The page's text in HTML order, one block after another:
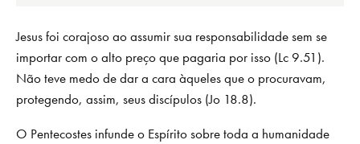
Jesus foi corajoso ao assumir sua responsabilidade sem se
importar com o alto preço que pagaria por isso (Lc 9.51).
Não teve medo de dar a cara àqueles que o procuravam,
protegendo, assim, seus discípulos (Jo 18.8).
O Pentecostes infunde o Espírito sobre toda a humanidade